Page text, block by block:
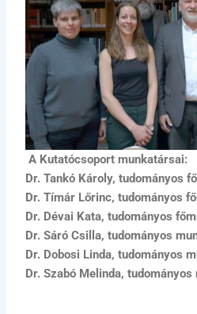
A Kutatócsoport munkatársai:
Dr. Tankó Károly, tudományos
Dr. Tímár Lőrinc, tudományos
Dr. Dévai Kata, tudományos
Dr. Sáró Csilla, tudományos
Dr. Dobosi Linda, tudományos
Dr. Szabó Melinda, tudományos